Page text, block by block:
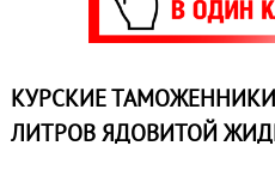
КУРСКИЕ
ЛИТРОВ ЯДОВИТОЙ